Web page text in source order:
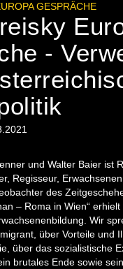
GESPRÄCHE
-
und Walter Baier ist
Regisseur,
des
– Roma in Wien“ erhielt
Wir
über Vorteile und
über das sozialistische
brutales Ende sowie